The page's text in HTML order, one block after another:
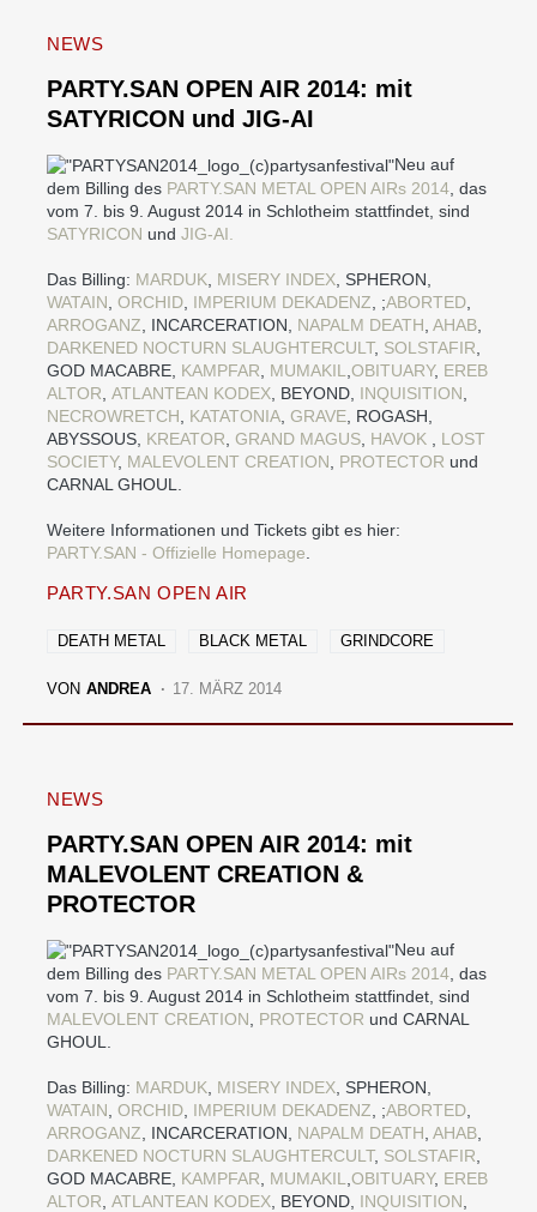
NEWS
PARTY.SAN OPEN AIR 2014: mit
SATYRICON und JIG-AI
Neu auf
dem Billing des PARTY.SAN METAL OPEN AIRs 2014 , das
vom 7. bis 9. August 2014 in Schlotheim stattfindet, sind
SATYRICON und JIG-AI.
Das Billing: MARDUK MISERY INDEX , SPHERON,
WATAIN ORCHID IMPERIUM DEKADENZ , ;ABORTED
ARROGANZ , INCARCERATION, NAPALM DEATH AHAB
DARKENED NOCTURN SLAUGHTERCULT, SOLSTAFIR
GOD MACABRE, KAMPFAR MUMAKIL OBITUARY, EREB
ALTOR ATLANTEAN KODEX , BEYOND, INQUISITION
NECROWRETCH
KATATONIA GRAVE , ROGASH,
ABYSSOUS, KREATOR GRAND MAGUS HAVOK
LOST
SOCIETY, MALEVOLENT CREATION PROTECTOR und
CARNAL GHOUL.
Weitere Informationen und Tickets gibt es hier:
PARTY.SAN - Offizielle Homepage
PARTY.SAN OPEN AIR
DEATH METAL BLACK METAL GRINDCORE
VON ANDREA 17. MÄRZ 2014
NEWS
PARTY.SAN OPEN AIR 2014: mit
MALEVOLENT CREATION &
PROTECTOR
Neu auf
dem Billing des PARTY.SAN METAL OPEN AIRs 2014 , das
vom 7. bis 9. August 2014 in Schlotheim stattfindet, sind
MALEVOLENT CREATION
PROTECTOR und CARNAL
GHOUL.
Das Billing: MARDUK MISERY INDEX , SPHERON,
WATAIN ORCHID IMPERIUM DEKADENZ , ;ABORTED
ARROGANZ , INCARCERATION, NAPALM DEATH AHAB
DARKENED NOCTURN SLAUGHTERCULT, SOLSTAFIR
GOD MACABRE, KAMPFAR MUMAKIL OBITUARY, EREB
ALTOR ATLANTEAN KODEX , BEYOND, INQUISITION